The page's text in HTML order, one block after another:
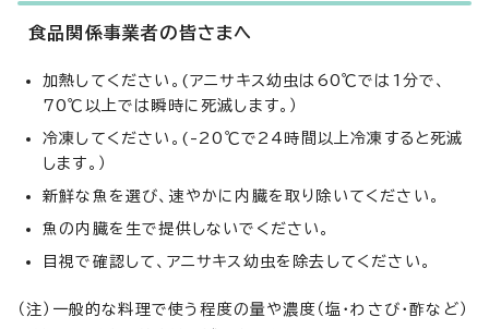
食品関係事業者の皆さまへ
加熱してください。(アニサキス幼虫は60℃では1分で、
70℃以上では瞬時に死滅します。）
冷凍してください。(-20℃で24時間以上冷凍すると死滅
します。）
新鮮な魚を選び、速やかに内臓を取り除いてください。
魚の内臓を生で提供しないでください。
目視で確認して、アニサキス幼虫を除去してください。
（注）一般的な料理で使う程度の量や濃度（塩・わさび・酢など）